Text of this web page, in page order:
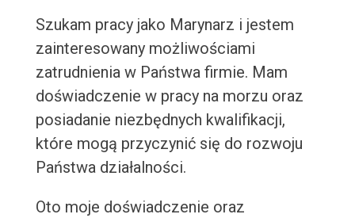
Szukam pracy jako Marynarz i jestem
zainteresowany możliwościami
zatrudnienia w Państwa firmie. Mam
doświadczenie w pracy na morzu oraz
posiadanie niezbędnych kwalifikacji,
które mogą przyczynić się do rozwoju
Państwa działalności.
Oto moje doświadczenie oraz